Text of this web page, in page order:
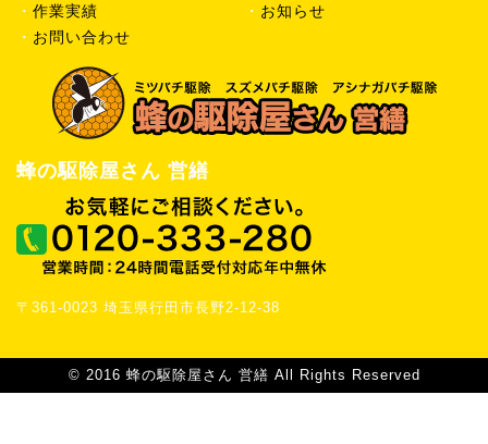
・ 作業実績 ・ お知らせ
・ お問い合わせ
蜂の駆除屋さん 営繕
〒361-0023 埼玉県行田市長野2-12-38
© 2016 蜂の駆除屋さん 営繕 All Rights Reserved